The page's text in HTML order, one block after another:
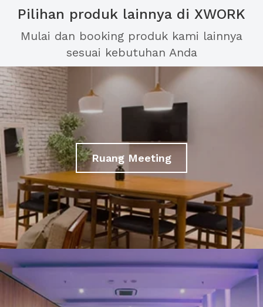
Pilihan produk lainnya di XWORK
Mulai dan booking produk kami lainnya
sesuai kebutuhan Anda
Ruang Meeting